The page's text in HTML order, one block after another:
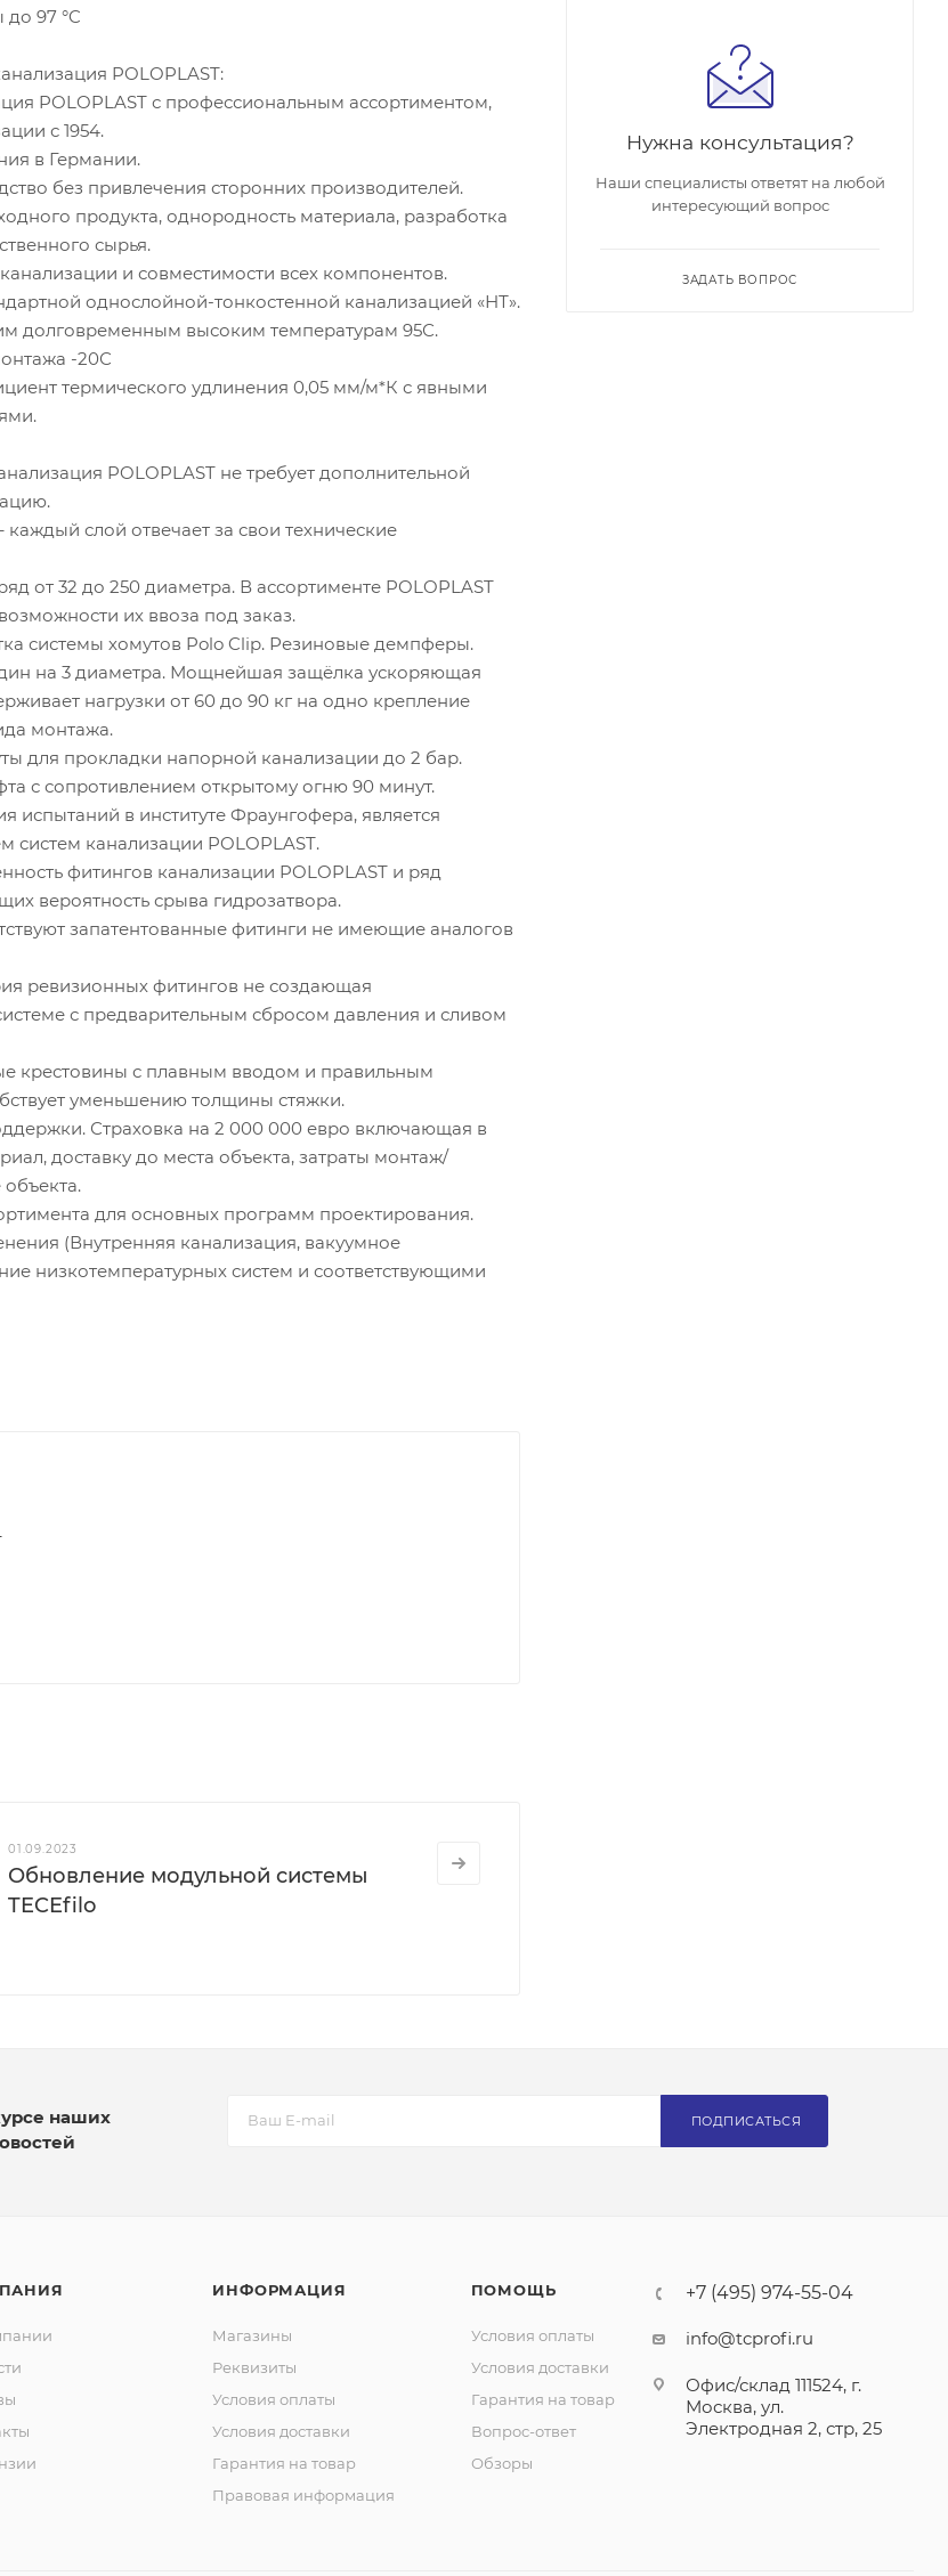
97 °C
POLOPLAST:
POLOPLAST с профессиональным ассортиментом,
с 1954.
в Германии.
без привлечения сторонних производителей.
продукта, однородность материала, разработка
сырья.
и совместимости всех компонентов.
однослойной-тонкостенной канализацией «НТ».
долговременным высоким температурам 95С.
-20С
термического удлинения 0,05 мм/м*К с явными
POLOPLAST не требует дополнительной
слой отвечает за свои технические
32 до 250 диаметра. В ассортименте POLOPLAST
их ввоза под заказ.
системы хомутов Polo Clip. Резиновые демпферы.
на 3 диаметра. Мощнейшая защёлка ускоряющая
нагрузки от 60 до 90 кг на одно крепление
монтажа.
для прокладки напорной канализации до 2 бар.
с сопротивлением открытому огню 90 минут.
в институте Фраунгофера, является
систем канализации POLOPLAST.
фитингов канализации POLOPLAST и ряд
вероятность срыва гидрозатвора.
запатентованные фитинги не имеющие аналогов
ревизионных фитингов не создающая
с предварительным сбросом давления и сливом
крестовины с плавным вводом и правильным
уменьшению толщины стяжки.
Страховка на 2 000 000 евро включающая в
доставку до места объекта, затраты монтаж/
для основных программ проектирования.
(Внутренняя канализация, вакуумное
низкотемпературных систем и соответствующими
01.09.2023
Обновление модульной системы
TECEfilo
Нужна консультация?
Наши специалисты ответят на любой
интересующий вопрос
ЗАДАТЬ ВОПРОС
наших
ПОДПИСАТЬСЯ
ИНФОРМАЦИЯ
Магазины
Реквизиты
Условия оплаты
Условия доставки
Гарантия на товар
Правовая информация
ПОМОЩЬ
Условия оплаты
Условия доставки
Гарантия на товар
Вопрос-ответ
Обзоры
+7 (495) 974-55-04
info@tcprofi.ru
Офис/склад 111524, г.
Москва, ул.
Электродная 2, стр, 25